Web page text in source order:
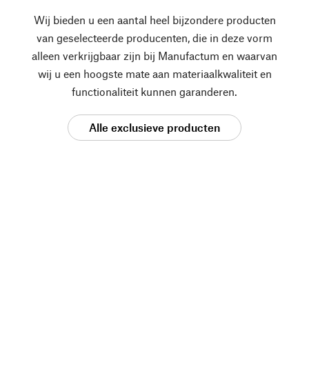
Wij bieden u een aantal heel bijzondere producten
van geselecteerde producenten, die in deze vorm
alleen verkrijgbaar zijn bij Manufactum en waarvan
wij u een hoogste mate aan materiaalkwaliteit en
functionaliteit kunnen garanderen.
Alle exclusieve producten